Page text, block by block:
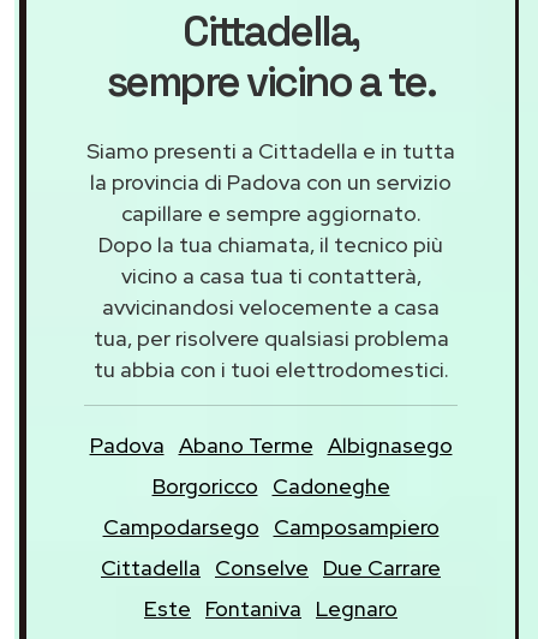
Cittadella,
sempre vicino a te.
Siamo presenti a Cittadella e in tutta
la provincia di Padova con un servizio
capillare e sempre aggiornato.
Dopo la tua chiamata, il tecnico più
vicino a casa tua ti contatterà,
avvicinandosi velocemente a casa
tua, per risolvere qualsiasi problema
tu abbia con i tuoi elettrodomestici.
Padova Abano Terme Albignasego
Borgoricco
Cadoneghe
Campodarsego
Camposampiero
Cittadella
Conselve
Due Carrare
Este
Fontaniva
Legnaro